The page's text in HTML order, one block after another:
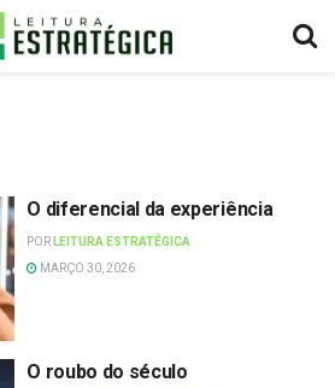
O diferencial da experiência
POR LEITURA ESTRATÉGICA
MARÇO 30, 2026
O roubo do século